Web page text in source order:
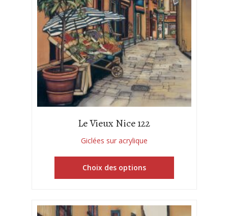
Le Vieux Nice 122
Giclées sur acrylique
Choix des options